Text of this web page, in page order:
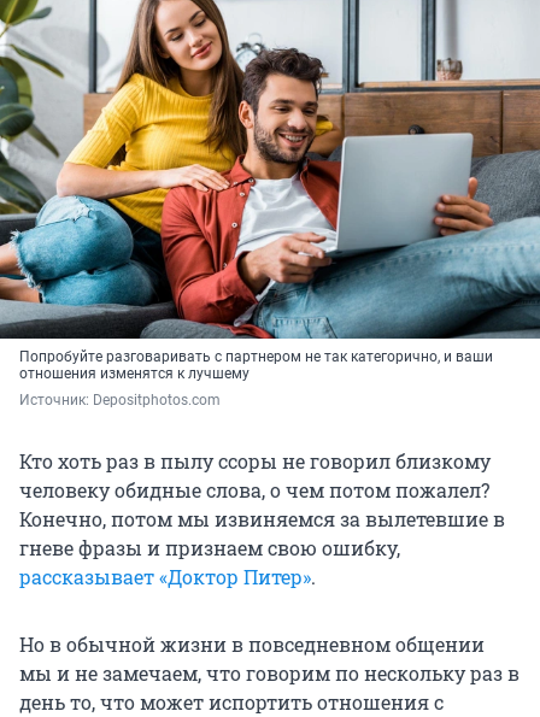
Попробуйте разговаривать с партнером не так категорично, и ваши
отношения изменятся к лучшему
Источник: Depositphotos.com
Кто хоть раз в пылу ссоры не говорил близкому
человеку обидные слова, о чем потом пожалел?
Конечно, потом мы извиняемся за вылетевшие в
гневе фразы и признаем свою ошибку,
рассказывает «Доктор Питер».
Но в обычной жизни в повседневном общении
мы и не замечаем, что говорим по нескольку раз в
день то, что может испортить отношения с